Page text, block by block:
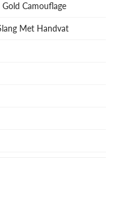
Camouflage
Met Handvat